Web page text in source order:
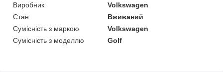
Виробник
Volkswagen
Стан
Вживаний
Сумісність з маркою
Volkswagen
Сумісність з моделлю
Golf